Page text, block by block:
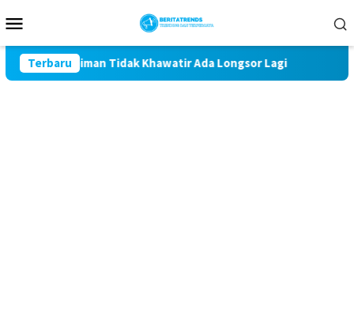
ke
Mobile
Terbaru
Giman Tidak Khawatir Ada Longsor Lagi